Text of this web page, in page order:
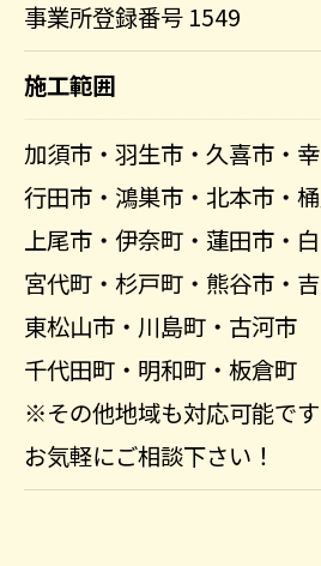
事業所登録番号 1549
施工範囲
加須市・羽生市・久喜市・
行田市・鴻巣市・北本市・
上尾市・伊奈町・蓮田市・
宮代町・杉戸町・熊谷市・
東松山市・川島町・古河市
千代田町・明和町・板倉町
※その他地域も対応可能で
お気軽にご相談下さい！